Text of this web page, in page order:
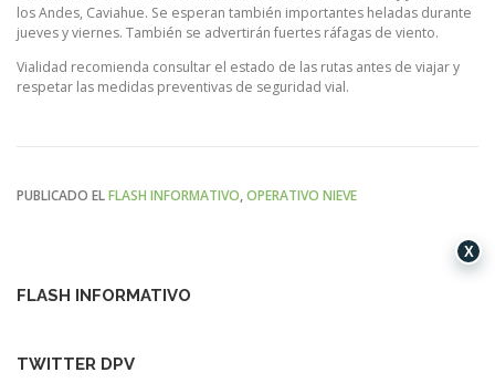
los Andes, Caviahue. Se esperan también importantes heladas durante
jueves y viernes. También se advertirán fuertes ráfagas de viento.
Vialidad recomienda consultar el estado de las rutas antes de viajar y
respetar las medidas preventivas de seguridad vial.
PUBLICADO ELFLASH INFORMATIVO,OPERATIVO NIEVE
FLASH INFORMATIVO
TWITTER DPV
X